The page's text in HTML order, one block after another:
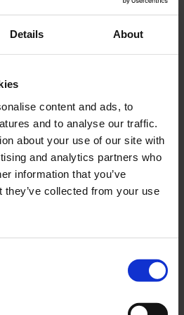
Details About
content and ads, to
and to analyse our traffic.
about your use of our site with
and analytics partners who
information that you’ve
they’ve collected from your use
59
2-5 vardagar
KÖP
Lägg